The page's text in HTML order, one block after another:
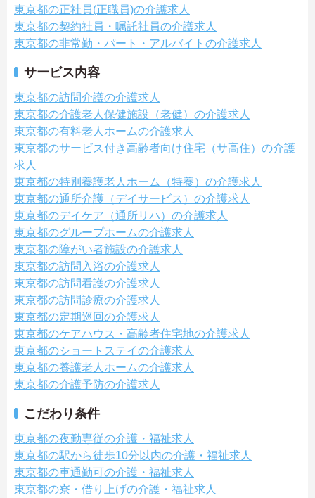
東京都の正社員(正職員)の介護求人
東京都の契約社員・嘱託社員の介護求人
東京都の非常勤・パート・アルバイトの介護求人
サービス内容
東京都の訪問介護の介護求人
東京都の介護老人保健施設（老健）の介護求人
東京都の有料老人ホームの介護求人
東京都のサービス付き高齢者向け住宅（サ高住）の介護
求人
東京都の特別養護老人ホーム（特養）の介護求人
東京都の通所介護（デイサービス）の介護求人
東京都のデイケア（通所リハ）の介護求人
東京都のグループホームの介護求人
東京都の障がい者施設の介護求人
東京都の訪問入浴の介護求人
東京都の訪問看護の介護求人
東京都の訪問診療の介護求人
東京都の定期巡回の介護求人
東京都のケアハウス・高齢者住宅地の介護求人
東京都のショートステイの介護求人
東京都の養護老人ホームの介護求人
東京都の介護予防の介護求人
こだわり条件
東京都の夜勤専従の介護・福祉求人
東京都の駅から徒歩10分以内の介護・福祉求人
東京都の車通勤可の介護・福祉求人
東京都の寮・借り上げの介護・福祉求人